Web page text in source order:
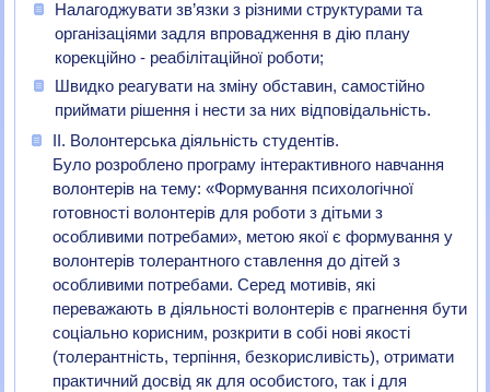
Налагоджувати зв’язки з різними структурами та
організаціями задля впровадження в дію плану
корекційно - реабілітаційної роботи;
Швидко реагувати на зміну обставин, самостійно
приймати рішення і нести за них відповідальність.
ІІ. Волонтерська діяльність студентів.
Було розроблено програму інтерактивного навчання
волонтерів на тему: «Формування психологічної
готовності волонтерів для роботи з дітьми з
особливими потребами», метою якої є формування у
волонтерів толерантного ставлення до дітей з
особливими потребами. Серед мотивів, які
переважають в діяльності волонтерів є прагнення бути
соціально корисним, розкрити в собі нові якості
(толерантність, терпіння, безкорисливість), отримати
практичний досвід як для особистого, так і для